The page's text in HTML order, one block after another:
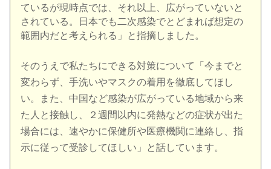
ているが現時点では、それ以上、広がっていないと
されている。日本でも二次感染でとどまれば想定の
範囲内だと考えられる」と指摘しました。
そのうえで私たちにできる対策について「今までと
変わらず、手洗いやマスクの着用を徹底してほし
い。また、中国など感染が広がっている地域から来
た人と接触し、２週間以内に発熱などの症状が出た
場合には、速やかに保健所や医療機関に連絡し、指
示に従って受診してほしい」と話しています。